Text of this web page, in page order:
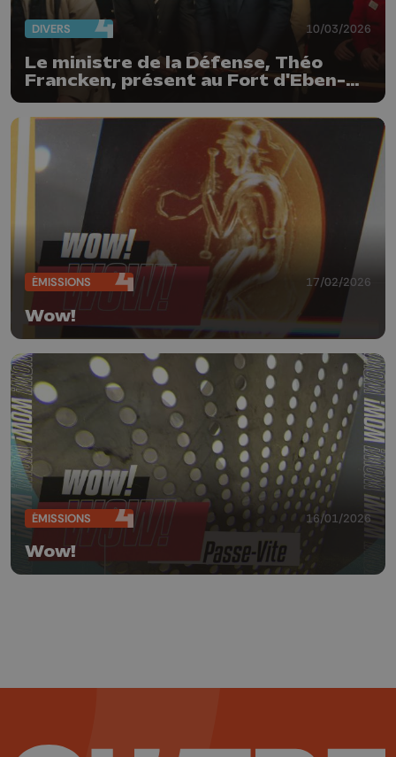
DIVERS 10/03/2026
Le ministre de la Défense, Théo
Francken, présent au Fort d'Eben-
Emael
ÉMISSIONS 17/02/2026
Wow!
ÉMISSIONS 16/01/2026
Wow!